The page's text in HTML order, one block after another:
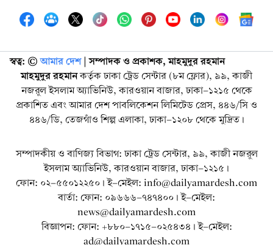
স্বত্ব: ©️ আমার দেশ| সম্পাদক ও প্রকাশক, মাহমুদুর রহমান
মাহমুদুর রহমানকর্তৃক ঢাকা ট্রেড সেন্টার (৮ম ফ্লোর), ৯৯, কাজী
নজরুল ইসলাম অ্যাভিনিউ, কারওয়ান বাজার, ঢাকা-১২১৫ থেকে
প্রকাশিত এবং আমার দেশ পাবলিকেশন লিমিটেড প্রেস, ৪৪৬/সি ও
৪৪৬/ডি, তেজগাঁও শিল্প এলাকা, ঢাকা-১২০৮ থেকে মুদ্রিত।
সম্পাদকীয় ও বাণিজ্য বিভাগ: ঢাকা ট্রেড সেন্টার, ৯৯, কাজী নজরুল
ইসলাম অ্যাভিনিউ, কারওয়ান বাজার, ঢাকা-১২১৫।
ফোন: ০২-৫৫০১২২৫০। ই-মেইল: info@dailyamardesh.com
বার্তা: ফোন: ০৯৬৬৬-৭৪৭৪০০। ই-মেইল:
news@dailyamardesh.com
বিজ্ঞাপন: ফোন: +৮৮০-১৭১৫-০২৫৪৩৪ । ই-মেইল:
ad@dailyamardesh.com